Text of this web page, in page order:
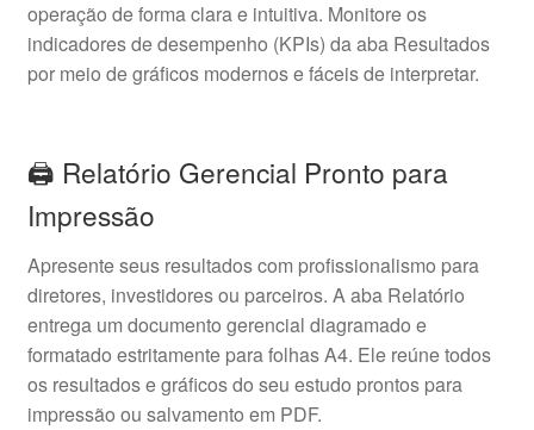
operação de forma clara e intuitiva. Monitore os
indicadores de desempenho (KPIs) da aba Resultados
por meio de gráficos modernos e fáceis de interpretar.
🖨️ Relatório Gerencial Pronto para
Impressão
Apresente seus resultados com profissionalismo para
diretores, investidores ou parceiros. A aba Relatório
entrega um documento gerencial diagramado e
formatado estritamente para folhas A4. Ele reúne todos
os resultados e gráficos do seu estudo prontos para
impressão ou salvamento em PDF.